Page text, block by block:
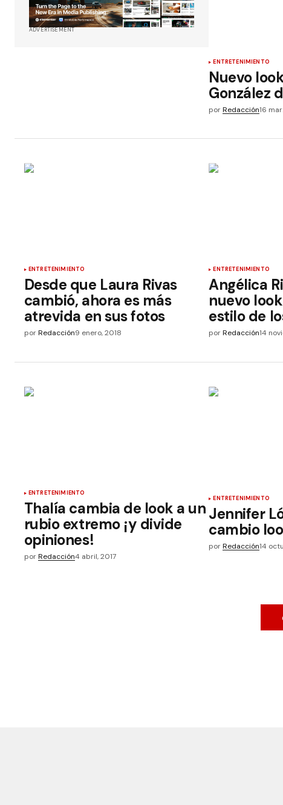
ADVERTISEMENT
ENTRETENIMIENTO
Nuevo
González
por Redacción16
ENTRETENIMIENTO
Desde que Laura Rivas
cambió, ahora es más
atrevida en sus fotos
porRedacción9 enero, 2018
ENTRETENIMIENTO
Angélica
nuevo
estilo de
por Redacción14
ENTRETENIMIENTO
Thalía cambia de look a un
rubio extremo ¡y divide
opiniones!
porRedacción4 abril, 2017
ENTRETENIMIENTO
Jennifer
cambio
por Redacción14